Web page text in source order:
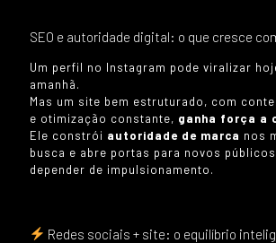
SEO e autoridade digital: o que cresce
Um perfil no Instagram pode viralizar
amanhã.
Mas um site bem estruturado, com
e otimização constante, ganha força a
Ele constrói autoridade de marca nos
busca e abre portas para novos
depender de impulsionamento.
Redes sociais + site: o equilíbrio